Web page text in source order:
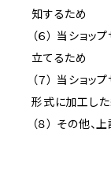
知するため
（６） 当ショ
立てるため
（７） 当ショ
形式に加工し
（８） その他